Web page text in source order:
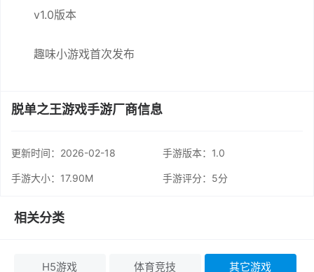
v1.0版本
趣味小游戏首次发布
脱单之王游戏手游厂商信息
更新时间： 2026-02-18 手游版本：1.0
手游大小：17.90M 手游评分： 5分
相关分类
H5游戏 体育竞技 其它游戏